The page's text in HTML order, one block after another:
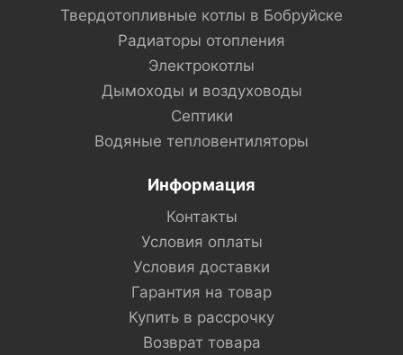
Твердотопливные котлы в Бобруйске
Радиаторы отопления
Электрокотлы
Дымоходы и воздуховоды
Септики
Водяные тепловентиляторы
Информация
Контакты
Условия оплаты
Условия доставки
Гарантия на товар
Купить в рассрочку
Возврат товара